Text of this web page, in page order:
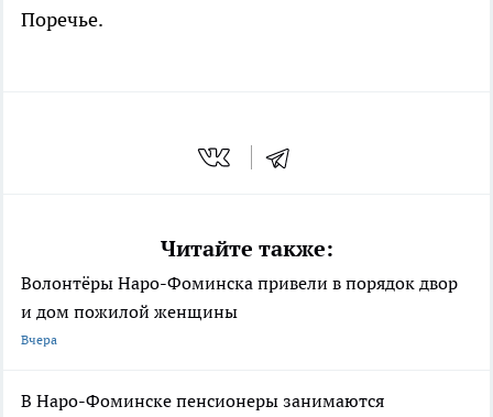
Поречье.
Читайте также:
Волонтёры Наро-Фоминска привели в порядок двор
и дом пожилой женщины
Вчера
В Наро-Фоминске пенсионеры занимаются